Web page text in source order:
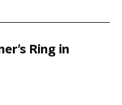
Ring in